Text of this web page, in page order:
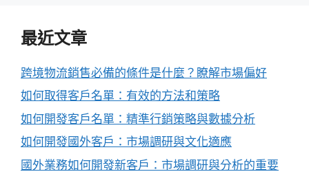
最近文章
跨境物流銷售必備的條件是什麼？瞭解市場偏好
如何取得客戶名單：有效的方法和策略
如何開發客戶名單：精準行銷策略與數據分析
如何開發國外客戶：市場調研與文化適應
國外業務如何開發新客戶：市場調研與分析的重要